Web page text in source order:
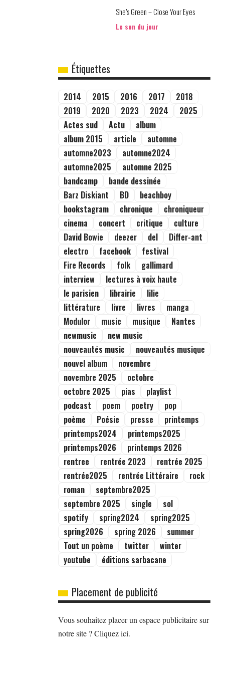
She’s Green – Close Your Eyes
Le son du jour
Étiquettes
2014 2015 2016 2017
2018
2019
2020 2023 2024
2025
Actes sud
Actu
album
album 2015
article
automne
automne2023
automne2024
automne2025
automne 2025
bandcamp
bande dessinée
Barz Diskiant
BD
beachboy
bookstagram
chronique
chroniqueur
cinema
concert critique
culture
David Bowie
deezer del
Differ-ant
electro
facebook
festival
Fire Records
folk
gallimard
interview
lectures à voix haute
le parisien
librairie
lilie
littérature
livre livres
manga
Modulor
music musique
Nantes
newmusic
new music
nouveautés music
nouveautés musique
nouvel album
novembre
novembre 2025
octobre
octobre 2025
pias
playlist
podcast
poem poetry
pop
poème
Poésie presse
printemps
printemps2024
printemps2025
printemps2026
printemps 2026
rentree
rentrée 2023
rentrée 2025
rentrée2025
rentrée Littéraire
rock
roman
septembre2025
septembre 2025
single
sol
spotify
spring2024
spring2025
spring2026
spring 2026
summer
Tout un poème
twitter
winter
youtube
éditions sarbacane
Placement de publicité
Vous souhaitez placer un espace publicitaire sur
notre site ? Cliquez ici.